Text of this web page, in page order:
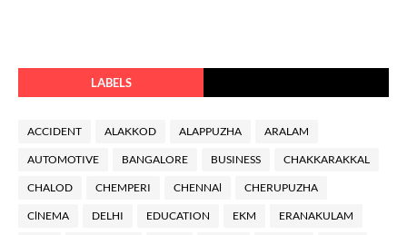
LABELS
ACCIDENT ALAKKOD ALAPPUZHA ARALAM
AUTOMOTIVE BANGALORE BUSINESS CHAKKARAKKAL
CHALOD CHEMPERI CHENNAl CHERUPUZHA
ClNEMA DELHI EDUCATION EKM ERANAKULAM